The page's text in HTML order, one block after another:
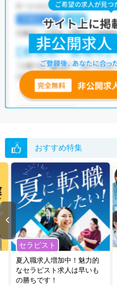
おすすめ特集
セラピスト
夏入職求人増加中！魅力的
なセラピスト求人は早いも
の勝ちです！